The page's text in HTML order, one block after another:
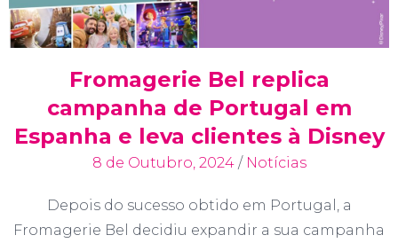
Fromagerie Bel replica
campanha de Portugal em
Espanha e leva clientes à Disney
8 de Outubro, 2024 / Notícias
Depois do sucesso obtido em Portugal, a
Fromagerie Bel decidiu expandir a sua campanha